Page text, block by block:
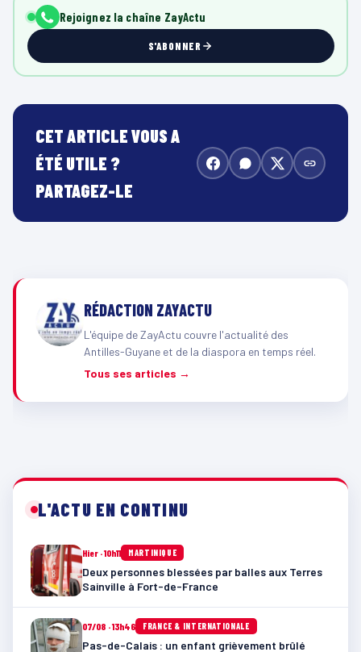
Rejoignez la chaîne ZayActu
S'ABONNER
CET ARTICLE VOUS A
ÉTÉ UTILE ?
PARTAGEZ-LE
RÉDACTION ZAYACTU
L'équipe de ZayActu couvre l'actualité des
Antilles-Guyane et de la diaspora en temps réel.
Tous ses articles →
L'ACTU EN CONTINU
Hier · 10h11 MARTINIQUE
Deux personnes blessées par balles aux Terres
Sainville à Fort-de-France
07/08 · 13h46 FRANCE & INTERNATIONALE
Pas-de-Calais : un enfant grièvement brûlé